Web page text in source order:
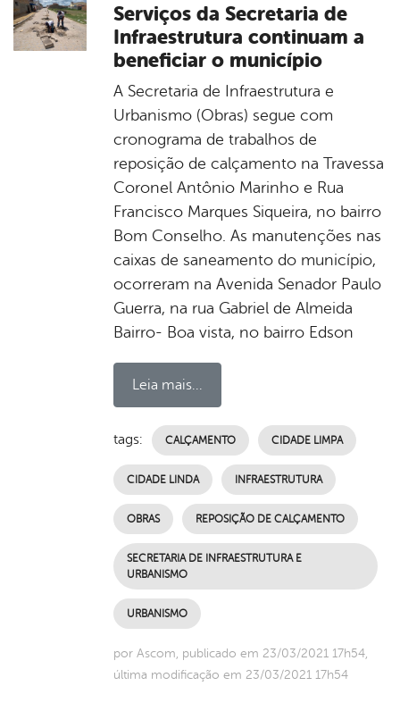
Serviços da Secretaria de
Infraestrutura continuam a
beneficiar o município
A Secretaria de Infraestrutura e
Urbanismo (Obras) segue com
cronograma de trabalhos de
reposição de calçamento na Travessa
Coronel Antônio Marinho e Rua
Francisco Marques Siqueira, no bairro
Bom Conselho. As manutenções nas
caixas de saneamento do município,
ocorreram na Avenida Senador Paulo
Guerra, na rua Gabriel de Almeida
Bairro- Boa vista, no bairro Edson
Leia mais...
tags: CALÇAMENTO CIDADE LIMPA
CIDADE LINDA INFRAESTRUTURA
OBRAS REPOSIÇÃO DE CALÇAMENTO
SECRETARIA DE INFRAESTRUTURA E
URBANISMO
URBANISMO
por Ascom, publicado em 23/03/2021 17h54,
última modificação em 23/03/2021 17h54